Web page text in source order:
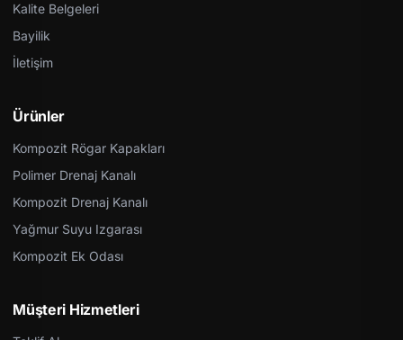
Kalite Belgeleri
Bayilik
İletişim
Ürünler
Kompozit Rögar Kapakları
Polimer Drenaj Kanalı
Kompozit Drenaj Kanalı
Yağmur Suyu Izgarası
Kompozit Ek Odası
Müşteri Hizmetleri